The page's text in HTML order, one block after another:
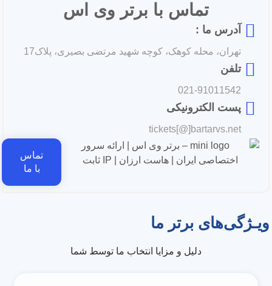
تماس با برتر وی اس
آدرس ما :
تهران، محله کوهک، کوچه شهید مرتضی بصیری، پلاک17
تلفن
021-91011542
پست الکترونیکی
tickets[@]bartarvs.net
تماس
با ما
ویـژگی‌های برتر ما
دلیل و مزایا انتخاب ما توسط شما